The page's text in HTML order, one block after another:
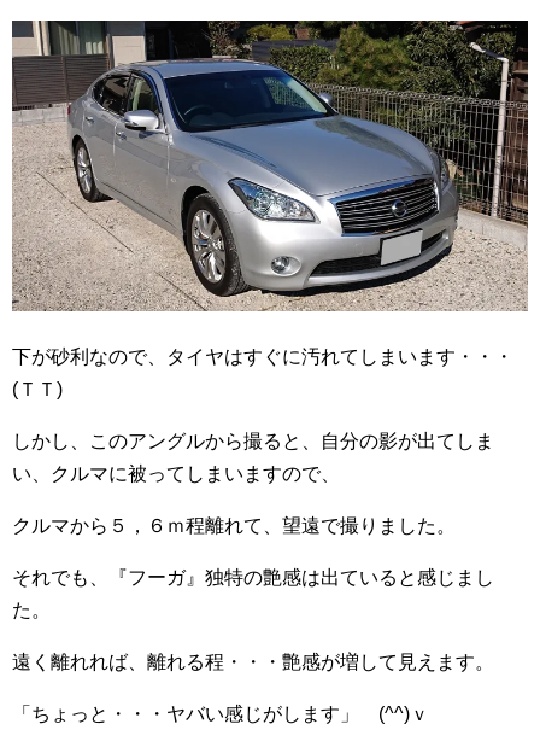
下が砂利なので、タイヤはすぐに汚れてしまいます・・・
(ＴＴ)
しかし、このアングルから撮ると、自分の影が出てしま
い、クルマに被ってしまいますので、
クルマから５，６ｍ程離れて、望遠で撮りました。
それでも、『フーガ』独特の艶感は出ていると感じまし
た。
遠く離れれば、離れる程・・・艶感が増して見えます。
「ちょっと・・・ヤバい感じがします」 (^^)ｖ